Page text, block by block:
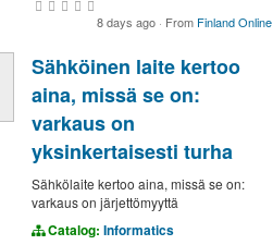
8 days ago · From Finland Online
Sähköinen laite kertoo
aina, missä se on:
varkaus on
yksinkertaisesti turha
Sähkölaite kertoo aina, missä se on:
varkaus on järjettömyyttä
Catalog: Informatics